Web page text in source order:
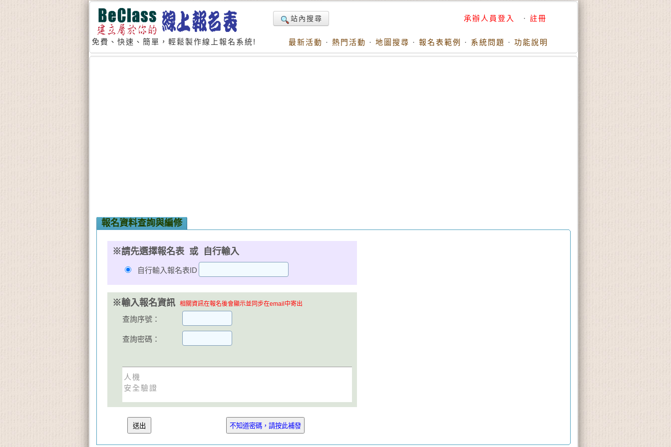
免費、快速、簡單，輕鬆製作線上報名系統!
站內搜尋 承辦人員登入 · 註冊
最新活動 · 熱門活動 · 地圖搜尋 · 報名表範例 · 系統問題 · 功能說明
報名資料查詢與編修
※請先選擇報名表 或 自行輸入
自行輸入報名表ID
※輸入報名資訊 相關資訊在報名後會顯示並同步在email中寄出
查詢序號：
查詢密碼：
人機
安全驗證